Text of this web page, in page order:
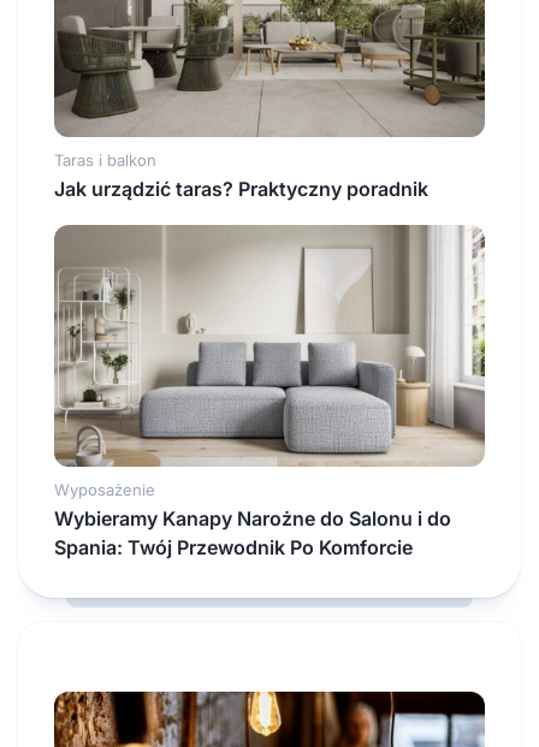
Taras i balkon
Jak urządzić taras? Praktyczny poradnik
Wyposażenie
Wybieramy Kanapy Narożne do Salonu i do
Spania: Twój Przewodnik Po Komforcie